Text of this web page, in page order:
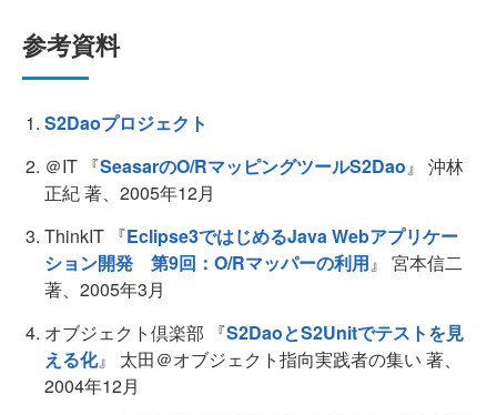
参考資料
S2Daoプロジェクト
＠IT 『SeasarのO/RマッピングツールS2Dao』 沖林
正紀 著、2005年12月
ThinkIT 『Eclipse3ではじめるJava Webアプリケー
ション開発 第9回：O/Rマッパーの利用』 宮本信二
著、2005年3月
オブジェクト倶楽部 『S2DaoとS2Unitでテストを見
える化』 太田＠オブジェクト指向実践者の集い 著、
2004年12月